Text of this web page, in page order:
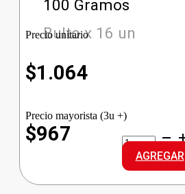
100 Gramos
Bulto x 16 un
Precio unitario
$1.064
Precio mayorista (3u +)
$967
CASTELL
ACEITUNA
DOY
VERDES
cantidad
AGREGAR